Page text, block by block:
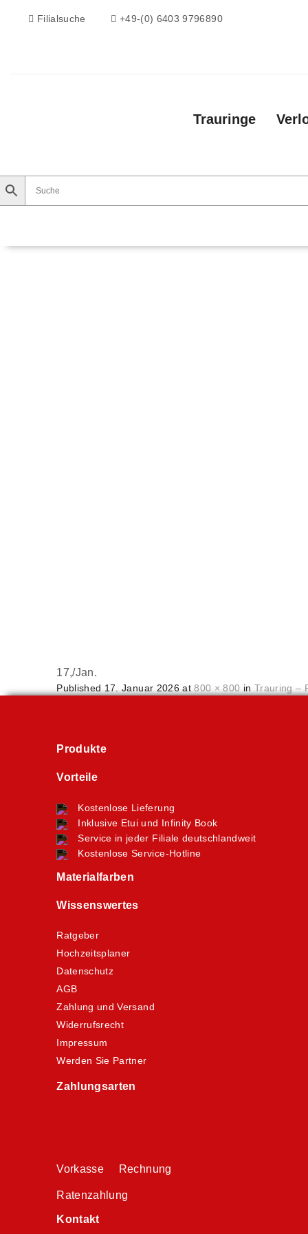
Filialsuche +49-(0) 6403 9796890
Trauringe
17,/Jan.
Published 17. Januar 2026at800 × 800 in Trauring –
Produkte
Vorteile
Kostenlose Lieferung
Inklusive Etui und Infinity Book
Service in jeder Filiale deutschlandweit
Kostenlose Service-Hotline
Materialfarben
Wissenswertes
Ratgeber
Hochzeitsplaner
Datenschutz
AGB
Zahlung und Versand
Widerrufsrecht
Impressum
Werden Sie Partner
Zahlungsarten
Vorkasse Rechnung
Ratenzahlung
Kontakt